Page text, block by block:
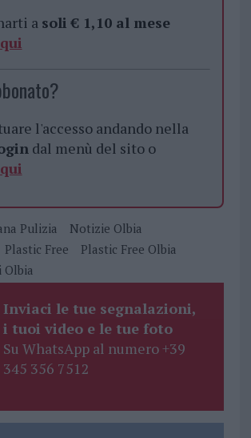
a soli € 1,10 al mese
qui
l'accesso andando nella
dal menù del sito o
qui
Pulizia
Notizie Olbia
Plastic Free
Plastic Free Olbia
Inviaci le tue segnalazioni,
i tuoi video e le tue foto
Su WhatsApp al numero +39
345 356 7512